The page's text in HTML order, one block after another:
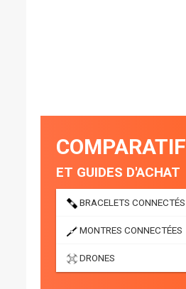
COMPARATIF
ET GUIDES D'ACHAT
BRACELETS CONNECTÉS
MONTRES CONNECTÉES
DRONES